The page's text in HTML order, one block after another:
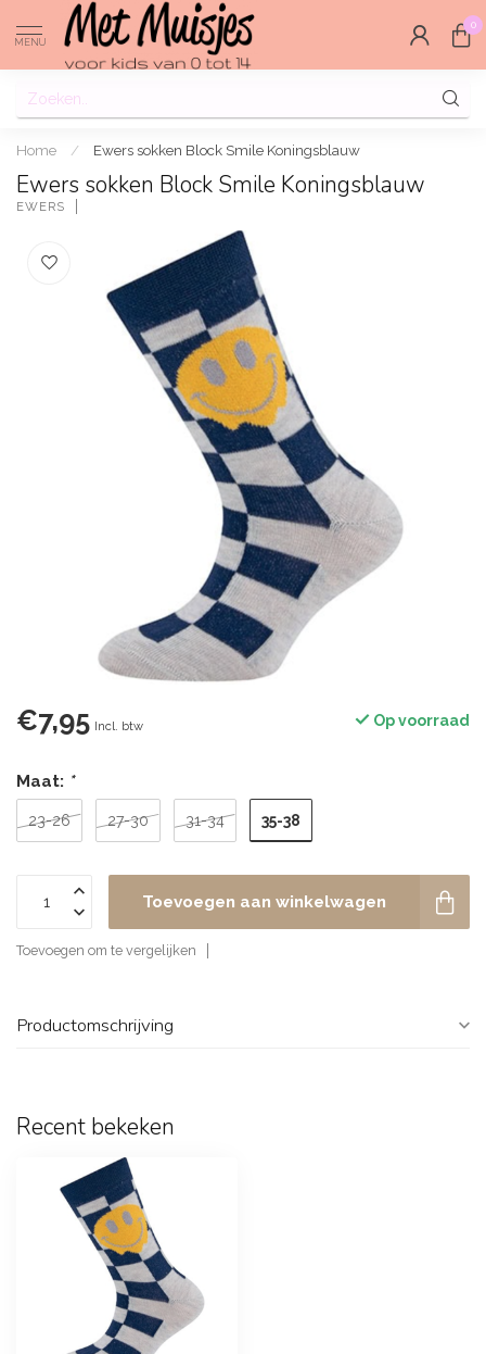
MENU
0
Home / Ewers sokken Block Smile Koningsblauw
Ewers sokken Block Smile Koningsblauw
EWERS
€7,95 Incl. btw Op voorraad
Maat: *
23-26 27-30 31-34 35-38
Toevoegen aan winkelwagen
Toevoegen om te vergelijken
Productomschrijving
Recent bekeken